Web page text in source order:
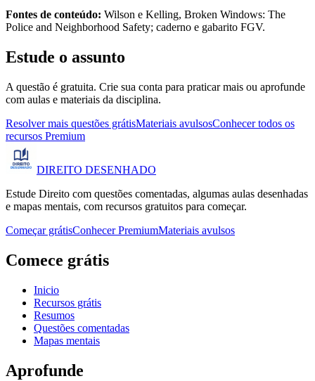
Fontes de conteúdo: Wilson e Kelling, Broken Windows: The
Police and Neighborhood Safety; caderno e gabarito FGV.
Estude o assunto
A questão é gratuita. Crie sua conta para praticar mais ou aprofunde
com aulas e materiais da disciplina.
Resolver mais questões grátisMateriais avulsosConhecer todos os
recursos Premium
DIREITO DESENHADO
Estude Direito com questões comentadas, algumas aulas desenhadas
e mapas mentais, com recursos gratuitos para começar.
Começar grátisConhecer PremiumMateriais avulsos
Comece grátis
Inicio
Recursos grátis
Resumos
Questões comentadas
Mapas mentais
Aprofunde